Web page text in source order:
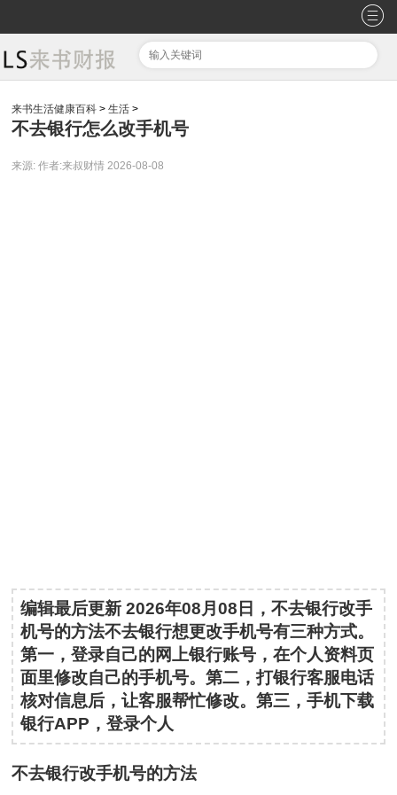
来书生活健康百科 >生活 >
不去银行怎么改手机号
来源: 作者:来叔财情 2026-08-08
编辑最后更新 2026年08月08日，不去银行改手
机号的方法不去银行想更改手机号有三种方式。
第一，登录自己的网上银行账号，在个人资料页
面里修改自己的手机号。第二，打银行客服电话
核对信息后，让客服帮忙修改。第三，手机下载
银行APP，登录个人
不去银行改手机号的方法